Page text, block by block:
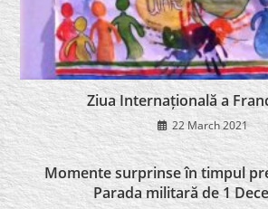
Ziua Internațională a
22 March 2021
Momente surprinse în timpul
Parada militară de 1